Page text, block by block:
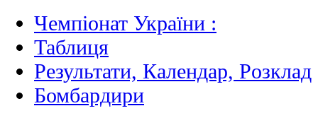
Чемпіонат України :
Таблиця
Результати, Календар, Poзклад
Бомбардири